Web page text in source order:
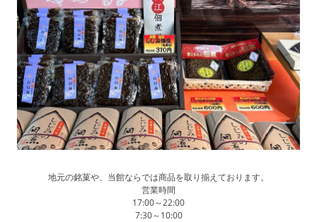
地元の銘菓や、当館ならでは商品を取り揃えております。
営業時間
17:00～22:00
7:30～10:00